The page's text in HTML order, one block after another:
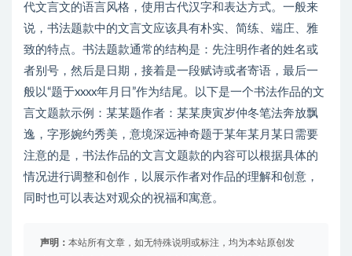
代文言文的语言风格，使用古代汉字和表达方式。一般来
说，书法题款中的文言文应该具有朴实、简练、端庄、雅
致的特点。书法题款通常的结构是：先注明作者的姓名或
者别号，然后是日期，接着是一段赋诗或者寄语，最后一
般以“题于xxxx年月日”作为结尾。以下是一个书法作品的文
言文题款示例：某某题作者：某某庚寅岁仲冬笔法奔放飘
逸，字形婉约秀美，意境深远神奇题于某年某月某日需要
注意的是，书法作品的文言文题款的内容可以根据具体的
情况进行调整和创作，以展示作者对作品的理解和创意，
同时也可以表达对观众的祝福和寓意。
声明： 本站所有文章，如无特殊说明或标注，均为本站原创发